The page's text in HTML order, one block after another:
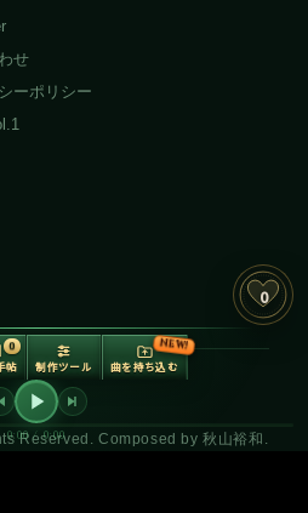
せ
ーポリシー
Reserved. Composed by 秋山裕和.
音の調理場
クス V2
0:00 / 0:00
帖
0
制作ツール
NEW!
曲を持ち込む
0